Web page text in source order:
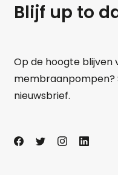
Blijf up to
Op de hoogte blijven
membraanpompen?
nieuwsbrief.